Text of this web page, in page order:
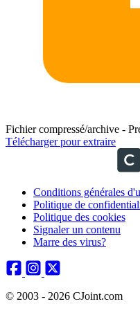
Fichier compressé/archive -
Télécharger pour extraire
Conditions générales
Politique de
Politique des cookies
Signaler un contenu
Marre des virus?
© 2003 - 2026 CJoint.com